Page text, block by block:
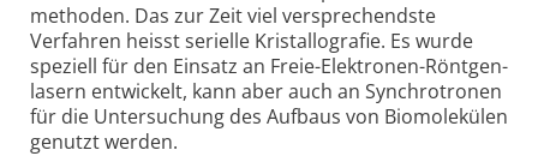
methoden. Das zur Zeit viel versprechendste
Verfahren heisst serielle Kristal­lografie. Es wurde
speziell für den Einsatz an Freie-Elektronen-Röntgen­
lasern entwickelt, kann aber auch an Synchro­tronen
für die Untersuchung des Aufbaus von Biomolekülen
genutzt werden.